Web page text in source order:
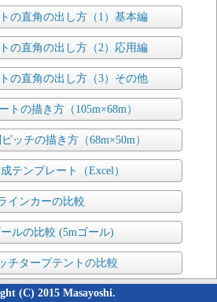
の直角の出し方（1）基本編
の直角の出し方（2）応用編
の直角の出し方（3）その他
トの描き方（105m×68m）
ッチの描き方（68m×50m）
テンプレート（Excel）
インカーの比較
ルの比較 (5mゴール)
チタープテントの比較
(C) 2015 Masayoshi.